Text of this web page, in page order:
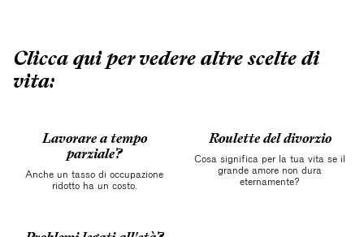
Clicca qui per vedere altre scelte di
vita:
Lavorare a tempo
parziale?
Anche un tasso di occupazione
ridotto ha un costo.
Roulette del divorzio
Cosa significa per la tua vita se il
grande amore non dura
eternamente?